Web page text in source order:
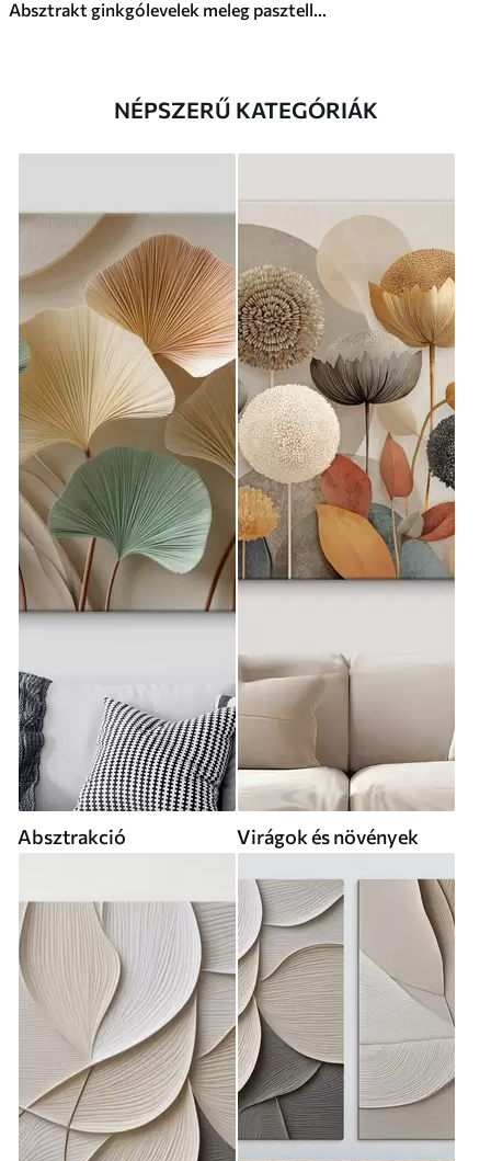
Absztrakt ginkgólevelek meleg pasztell színekben
NÉPSZERŰ KATEGÓRIÁK
Absztrakció Virágok és növények